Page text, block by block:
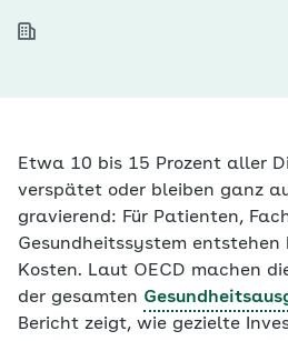
Etwa 10 bis 15 Prozent aller
verspätet oder bleiben ganz
gravierend: Für Patienten,
Gesundheitssystem entstehen
Kosten. Laut OECD machen
der gesamten
Bericht zeigt, wie gezielte